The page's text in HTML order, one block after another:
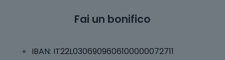
Fai un bonifico
IBAN: IT22L0306909606100000072711